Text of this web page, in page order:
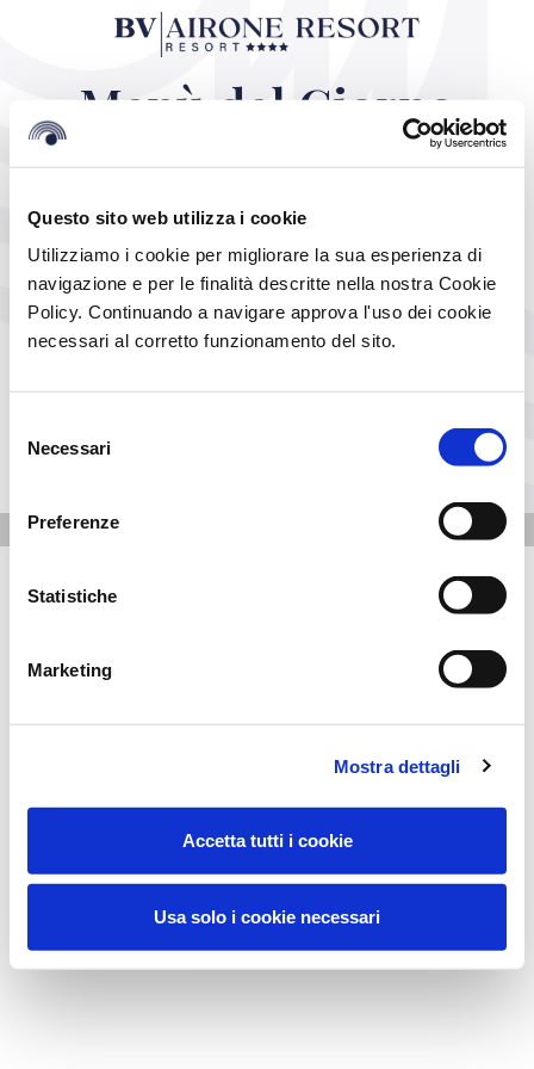
Questo sito web utilizza i cookie
Utilizziamo i cookie per migliorare la sua esperienza di
navigazione e per le finalità descritte nella nostra Cookie
Policy. Continuando a navigare approva l'uso dei cookie
necessari al corretto funzionamento del sito.
delNecessari
Preferenze
Statistiche
Marketing
Mostra dettagli
Accetta tutti i cookie
Usa solo i cookie necessari
Menù del Giorno
12 Luglio 2024/ 19th July 2024
Primi
Pasta con la salsa